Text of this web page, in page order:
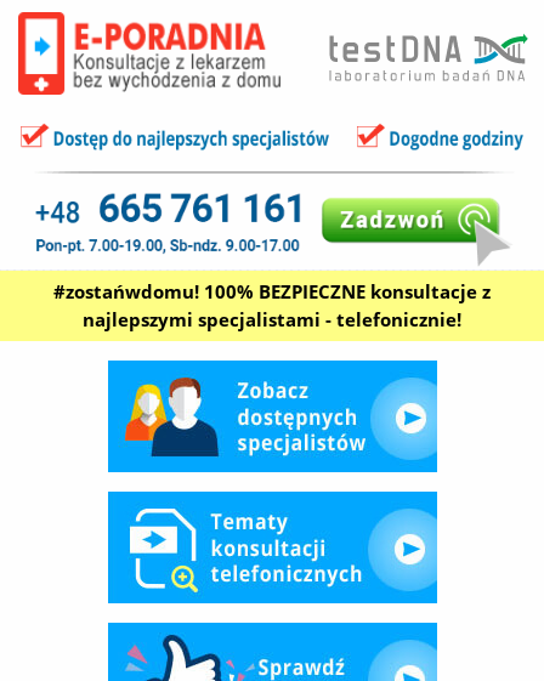
#zostańwdomu! 100% BEZPIECZNE konsultacje z
najlepszymi specjalistami - telefonicznie!